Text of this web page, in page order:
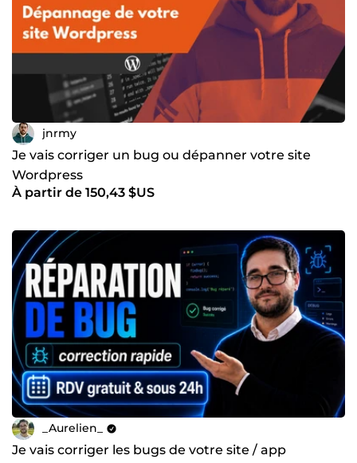
jnrmy
Je vais corriger un bug ou dépanner votre site
Wordpress
À partir de 150,43 $US
_Aurelien_
Je vais corriger les bugs de votre site / app